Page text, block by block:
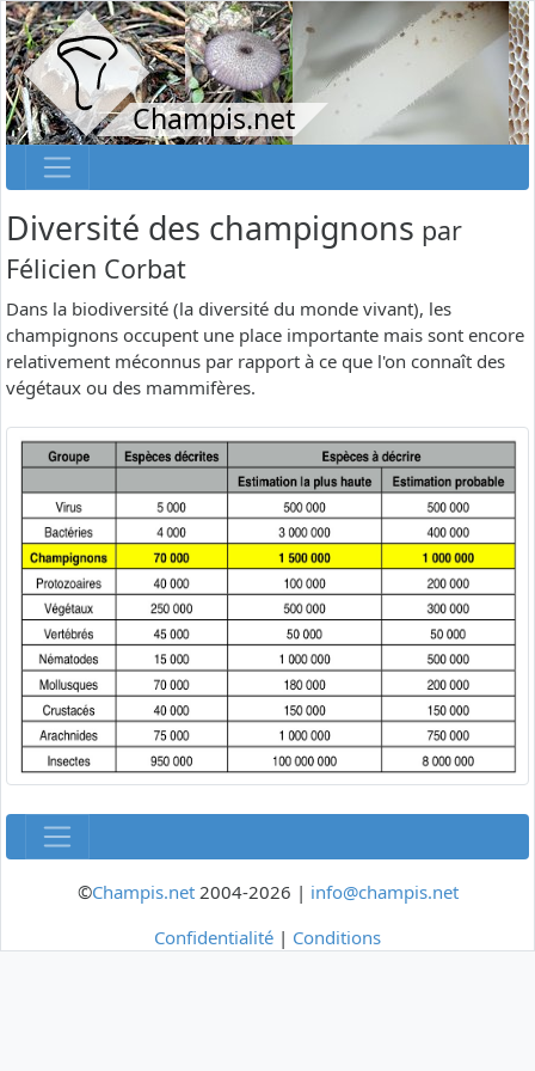
Champis.net
Diversité des champignons par
Félicien Corbat
Dans la biodiversité (la diversité du monde vivant), les
champignons occupent une place importante mais sont encore
relativement méconnus par rapport à ce que l'on connaît des
végétaux ou des mammifères.
©Champis.net2004-2026 | info@champis.net
Confidentialité | Conditions